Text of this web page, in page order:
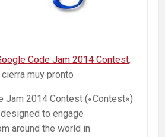
Code Jam 2014 Contest,
muy pronto
Jam 2014 Contest («Contest»)
to engage
around the world in